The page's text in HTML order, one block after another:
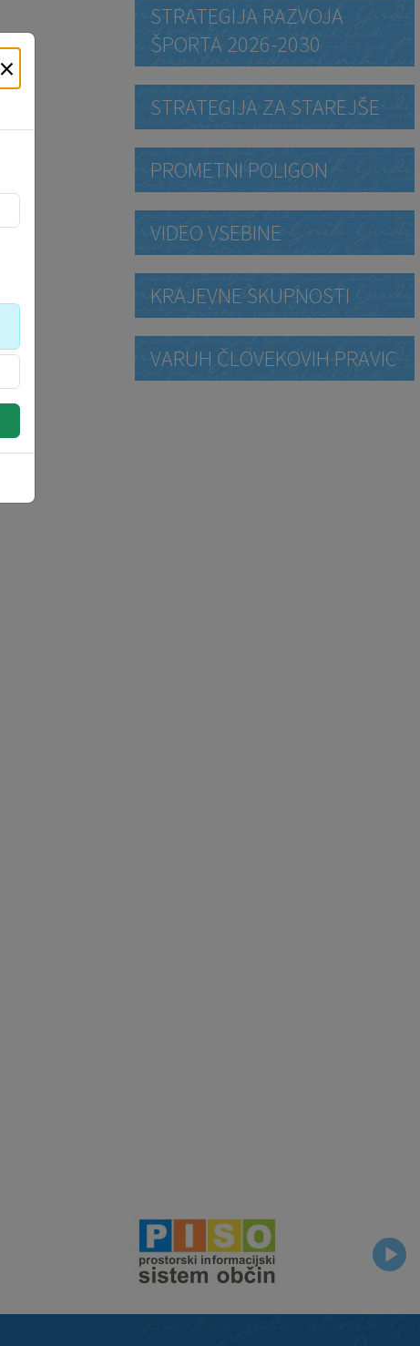
STRATEGIJA RAZVOJA
ŠPORTA 2026-2030
STRATEGIJA ZA STAREJŠE
PROMETNI POLIGON
VIDEO VSEBINE
KRAJEVNE SKUPNOSTI
VARUH ČLOVEKOVIH PRAVIC
×